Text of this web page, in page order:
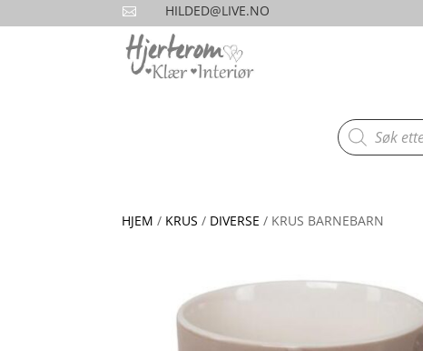
 HILDED@LIVE.NO
Products
search
HJEM / KRUS / DIVERSE / KRUS BARNEBARN